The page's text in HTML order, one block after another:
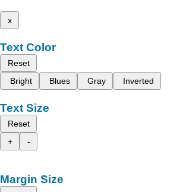
x
Text Color
Reset
Bright
Blues Gray Inverted
Text Size
Reset
+
-
Margin Size